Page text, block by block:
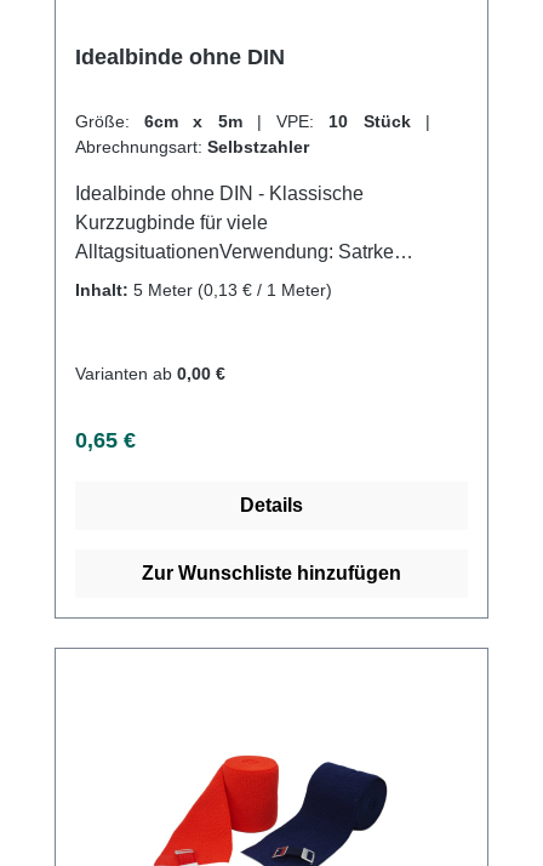
Idealbinde ohne DIN
Größe: 6cm x 5m | VPE: 10 Stück |
Abrechnungsart: Selbstzahler
Idealbinde ohne DIN - Klassische
Kurzzugbinde für viele
AlltagsituationenVerwendung: Satrke
Kompressionsverbände Gute Druck- und
Kompressionstherapie Sportverletzungen
60°C Eigenschaften: Hoher Baumwollanteil
Hautfreundlich Kaufen Sie jetzt Idealbinden
von unserem schnellen Versand und
Inhalt: 5 Meter (0,13 € / 1 Meter)
Varianten ab 0,00 €
Regulärer Preis:
0,65 €
Details
Zur Wunschliste hinzufügen